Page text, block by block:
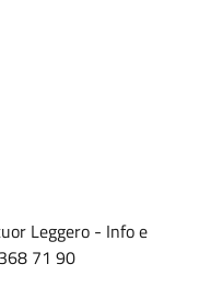
Leggero - Info e
71 90